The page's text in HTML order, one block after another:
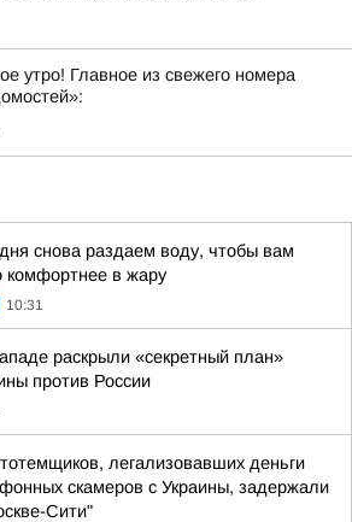
утро! Главное из свежего номера
снова раздаем воду, чтобы вам
комфортнее в жару
10:31
раскрыли «секретный план»
против России
легализовавших деньги
скамеров с Украины, задержали
Сити"